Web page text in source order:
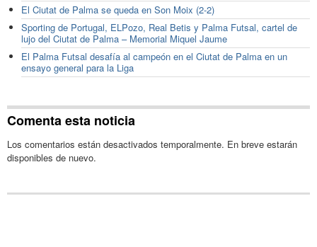
El Ciutat de Palma se queda en Son Moix (2-2)
Sporting de Portugal, ELPozo, Real Betis y Palma Futsal, cartel de
lujo del Ciutat de Palma – Memorial Miquel Jaume
El Palma Futsal desafía al campeón en el Ciutat de Palma en un
ensayo general para la Liga
Comenta esta noticia
Los comentarios están desactivados temporalmente. En breve estarán
disponibles de nuevo.